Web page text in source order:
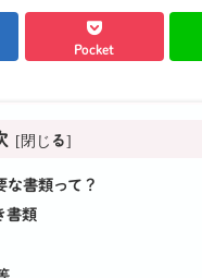
Pocket
な書類って？
書類